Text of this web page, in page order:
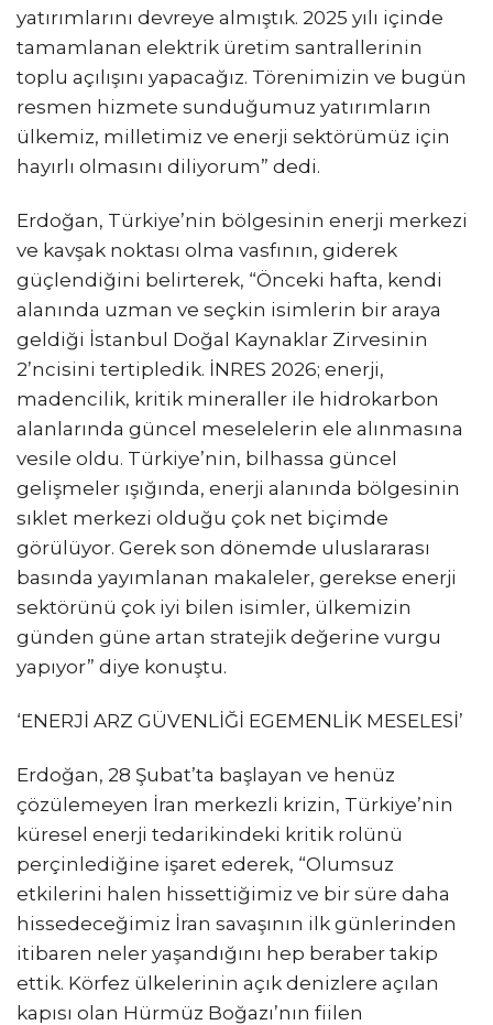
yatırımlarını devreye almıştık. 2025 yılı içinde
tamamlanan elektrik üretim santrallerinin
toplu açılışını yapacağız. Törenimizin ve bugün
resmen hizmete sunduğumuz yatırımların
ülkemiz, milletimiz ve enerji sektörümüz için
hayırlı olmasını diliyorum” dedi.
Erdoğan, Türkiye’nin bölgesinin enerji merkezi
ve kavşak noktası olma vasfının, giderek
güçlendiğini belirterek, “Önceki hafta, kendi
alanında uzman ve seçkin isimlerin bir araya
geldiği İstanbul Doğal Kaynaklar Zirvesinin
2’ncisini tertipledik. İNRES 2026; enerji,
madencilik, kritik mineraller ile hidrokarbon
alanlarında güncel meselelerin ele alınmasına
vesile oldu. Türkiye’nin, bilhassa güncel
gelişmeler ışığında, enerji alanında bölgesinin
sıklet merkezi olduğu çok net biçimde
görülüyor. Gerek son dönemde uluslararası
basında yayımlanan makaleler, gerekse enerji
sektörünü çok iyi bilen isimler, ülkemizin
günden güne artan stratejik değerine vurgu
yapıyor” diye konuştu.
‘ENERJİ ARZ GÜVENLİĞİ EGEMENLİK MESELESİ’
Erdoğan, 28 Şubat’ta başlayan ve henüz
çözülemeyen İran merkezli krizin, Türkiye’nin
küresel enerji tedarikindeki kritik rolünü
perçinlediğine işaret ederek, “Olumsuz
etkilerini halen hissettiğimiz ve bir süre daha
hissedeceğimiz İran savaşının ilk günlerinden
itibaren neler yaşandığını hep beraber takip
ettik. Körfez ülkelerinin açık denizlere açılan
kapısı olan Hürmüz Boğazı’nın fiilen